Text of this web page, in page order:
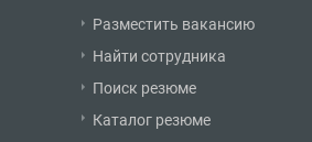
Разместить вакансию
Найти сотрудника
Поиск резюме
Каталог резюме